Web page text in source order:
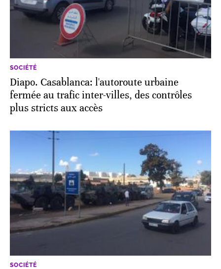
SOCIÉTÉ
Diapo. Casablanca: l'autoroute urbaine
fermée au trafic inter-villes, des contrôles
plus stricts aux accès
SOCIÉTÉ